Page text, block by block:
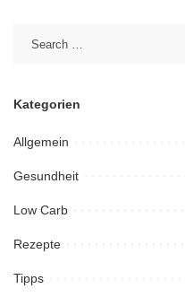
Kategorien
Allgemein
Gesundheit
Low Carb
Rezepte
Tipps